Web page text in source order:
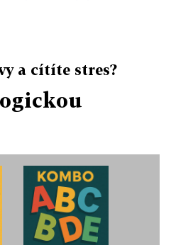
a cítíte stres?